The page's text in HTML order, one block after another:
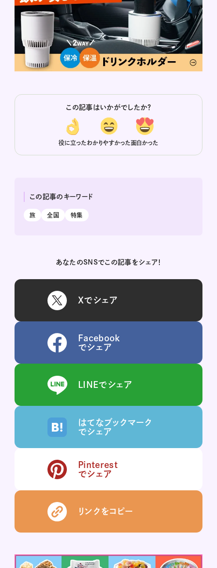
この記事はいかがでしたか？
役に立ったわかりやすかった面白かった
この記事のキーワード
旅 全国 特集
あなたのSNSでこの記事をシェア！
Xでシェア
Facebook
でシェア
LINEでシェア
はてなブックマーク
でシェア
Pinterest
でシェア
リンクをコピー